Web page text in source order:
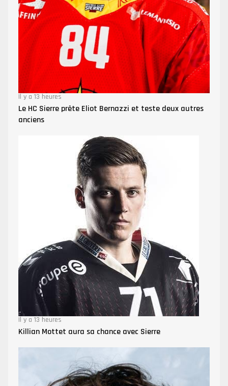
Il y a 13 heures
Le HC Sierre prête Eliot Bernazzi et teste deux autres
anciens
Il y a 13 heures
Killian Mottet aura sa chance avec Sierre